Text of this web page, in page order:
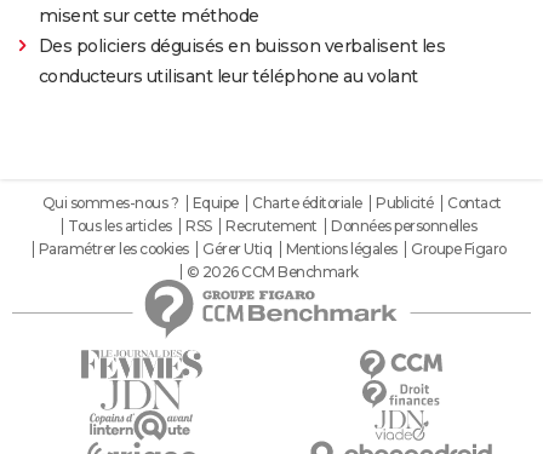
misent sur cette méthode
Des policiers déguisés en buisson verbalisent les
conducteurs utilisant leur téléphone au volant
Qui sommes-nous ? Equipe Charte éditoriale Publicité
Contact
Tous les articles
RSS Recrutement
Données personnelles
Paramétrer les cookies
Gérer Utiq Mentions légales
Groupe Figaro
© 2026 CCM Benchmark